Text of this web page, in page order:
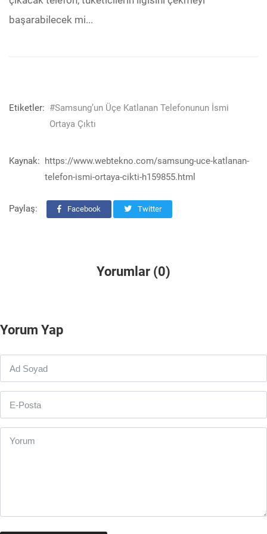
başarabilecek mi...
Etiketler: #Samsung’un Üçe Katlanan Telefonunun İsmi
Ortaya Çıktı
Kaynak: https://www.webtekno.com/samsung-uce-katlanan-
telefon-ismi-ortaya-cikti-h159855.html
Paylaş: Facebook Twitter
Yorumlar (0)
Yorum Yap